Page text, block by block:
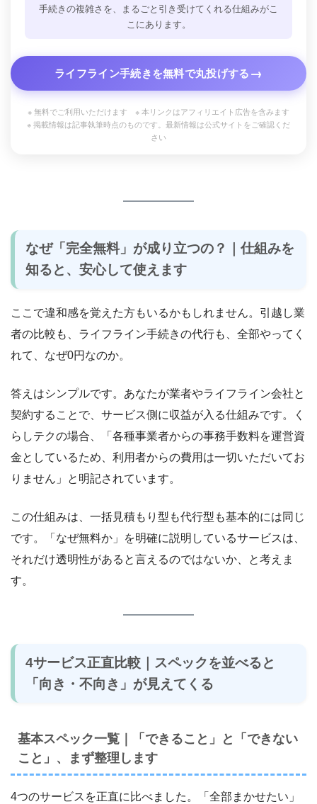
手続きの複雑さを、まるごと引き受けてくれる仕組みがこ
こにあります。
ライフライン手続きを無料で丸投げする→
※ 無料でご利用いただけます ※ 本リンクはアフィリエイト広告を含みます
※ 掲載情報は記事執筆時点のものです。最新情報は公式サイトをご確認くだ
さい
なぜ「完全無料」が成り立つの？｜仕組みを
知ると、安心して使えます
ここで違和感を覚えた方もいるかもしれません。引越し業
者の比較も、ライフライン手続きの代行も、全部やってく
れて、なぜ0円なのか。
答えはシンプルです。あなたが業者やライフライン会社と
契約することで、サービス側に収益が入る仕組みです。く
らしテクの場合、「各種事業者からの事務手数料を運営資
金としているため、利用者からの費用は一切いただいてお
りません」と明記されています。
この仕組みは、一括見積もり型も代行型も基本的には同じ
です。「なぜ無料か」を明確に説明しているサービスは、
それだけ透明性があると言えるのではないか、と考えま
す。
4サービス正直比較｜スペックを並べると
「向き・不向き」が見えてくる
基本スペック一覧｜「できること」と「できない
こと」、まず整理します
4つのサービスを正直に比べました。「全部まかせたい」